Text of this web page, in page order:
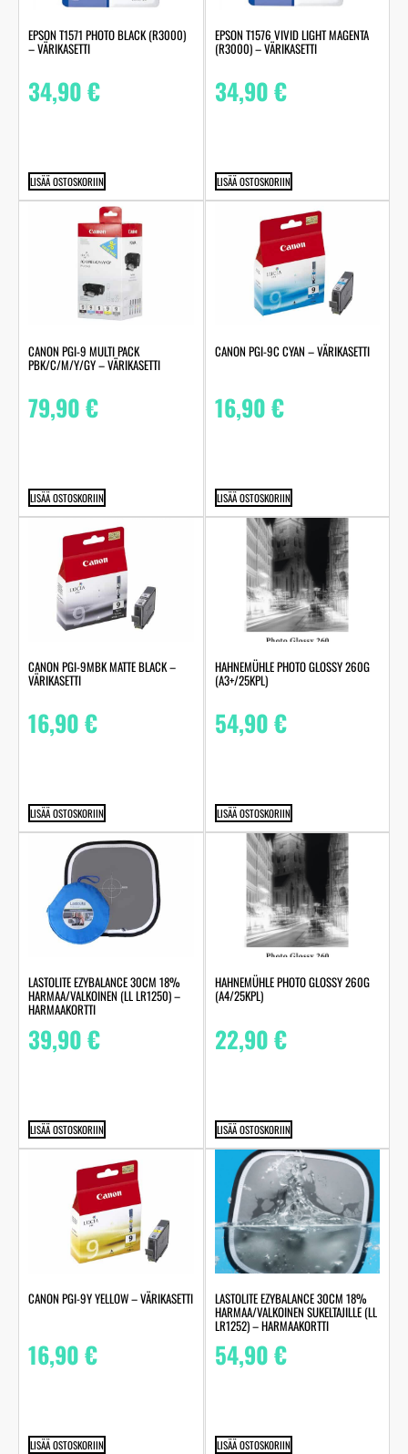
EPSON T1571 PHOTO BLACK (R3000)
– VÄRIKASETTI
34,90€
LISÄÄ OSTOSKORIIN
EPSON T1576 VIVID LIGHT MAGENTA
(R3000) – VÄRIKASETTI
34,90€
LISÄÄ OSTOSKORIIN
CANON PGI-9 MULTI PACK
PBK/C/M/Y/GY – VÄRIKASETTI
79,90€
LISÄÄ OSTOSKORIIN
CANON PGI-9C CYAN – VÄRIKASETTI
16,90€
LISÄÄ OSTOSKORIIN
CANON PGI-9MBK MATTE BLACK –
VÄRIKASETTI
16,90€
LISÄÄ OSTOSKORIIN
HAHNEMÜHLE PHOTO GLOSSY 260G
(A3+/25KPL)
54,90€
LISÄÄ OSTOSKORIIN
LASTOLITE EZYBALANCE 30CM 18%
HARMAA/VALKOINEN (LL LR1250) –
HARMAAKORTTI
39,90€
LISÄÄ OSTOSKORIIN
HAHNEMÜHLE PHOTO GLOSSY 260G
(A4/25KPL)
22,90€
LISÄÄ OSTOSKORIIN
CANON PGI-9Y YELLOW – VÄRIKASETTI
16,90€
LISÄÄ OSTOSKORIIN
LASTOLITE EZYBALANCE 30CM 18%
HARMAA/VALKOINEN SUKELTAJILLE (LL
LR1252) – HARMAAKORTTI
54,90€
LISÄÄ OSTOSKORIIN